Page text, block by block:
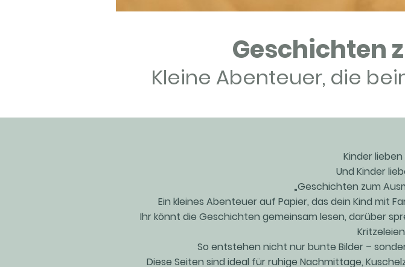
Geschichten
Kleine Abenteuer, die
Kinder
Und Kinder
„Geschichten zum
Ein kleines Abenteuer auf Papier, das dein Kind mit
Ihr könnt die Geschichten gemeinsam lesen, darüber
So entstehen nicht nur bunte Bilder –
Diese Seiten sind ideal für ruhige Nachmittage,